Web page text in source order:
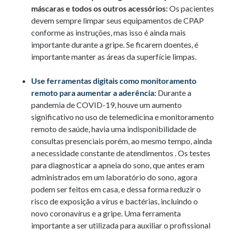
máscaras e todos os outros acessórios:Os pacientes
devem sempre limpar seus equipamentos de CPAP
conforme as instruções, mas isso é ainda mais
importante durante a gripe. Se ficarem doentes, é
importante manter as áreas da superfície limpas.
Use ferramentas digitais como monitoramento
remoto para aumentar a aderência: Durante a
pandemia de COVID-19, houve um aumento
significativo no uso de telemedicina e monitoramento
remoto de saúde, havia uma indisponibilidade de
consultas presenciais porém, ao mesmo tempo, ainda
a necessidade constante de atendimentos . Os testes
para diagnosticar a apneia do sono, que antes eram
administrados em um laboratório do sono, agora
podem ser feitos em casa, e dessa forma reduzir o
risco de exposição a vírus e bactérias, incluindo o
novo coronavírus e a gripe. Uma ferramenta
importante a ser utilizada para auxiliar o profissional